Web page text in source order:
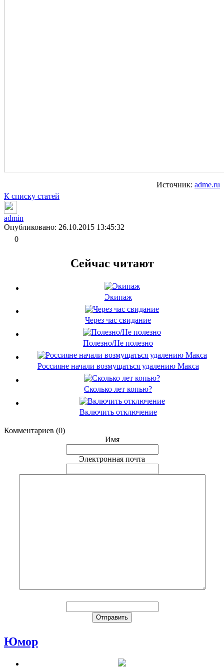
Источник: adme.ru
К списку статей
admin
Опубликовано: 26.10.2015 13:45:32
0
Сейчас читают
Экипаж
Через час свидание
Полезно/Не полезно
Россияне начали возмущаться удалению Макса
Сколько лет копью?
Включить отключение
Комментариев (0)
Имя
Электронная почта
Юмор